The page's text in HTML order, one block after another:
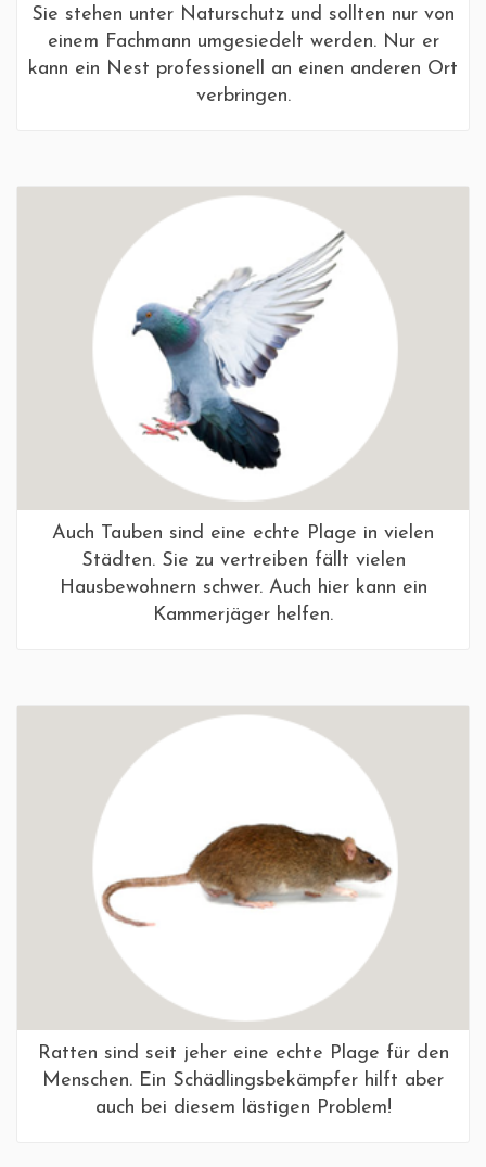
Sie stehen unter Naturschutz und sollten nur von
einem Fachmann umgesiedelt werden. Nur er
kann ein Nest professionell an einen anderen Ort
verbringen.
Auch Tauben sind eine echte Plage in vielen
Städten. Sie zu vertreiben fällt vielen
Hausbewohnern schwer. Auch hier kann ein
Kammerjäger helfen.
Ratten sind seit jeher eine echte Plage für den
Menschen. Ein Schädlingsbekämpfer hilft aber
auch bei diesem lästigen Problem!